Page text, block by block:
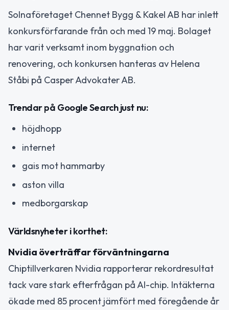
Solnaföretaget Chennet Bygg & Kakel AB har inlett
konkursförfarande från och med 19 maj. Bolaget
har varit verksamt inom byggnation och
renovering, och konkursen hanteras av Helena
Ståbi på Casper Advokater AB.
Trendar på Google Search just nu:
höjdhopp
internet
gais mot hammarby
aston villa
medborgarskap
Världsnyheter i korthet:
Nvidia överträffar förväntningarna
Chiptillverkaren Nvidia rapporterar rekordresultat
tack vare stark efterfrågan på AI-chip. Intäkterna
ökade med 85 procent jämfört med föregående år